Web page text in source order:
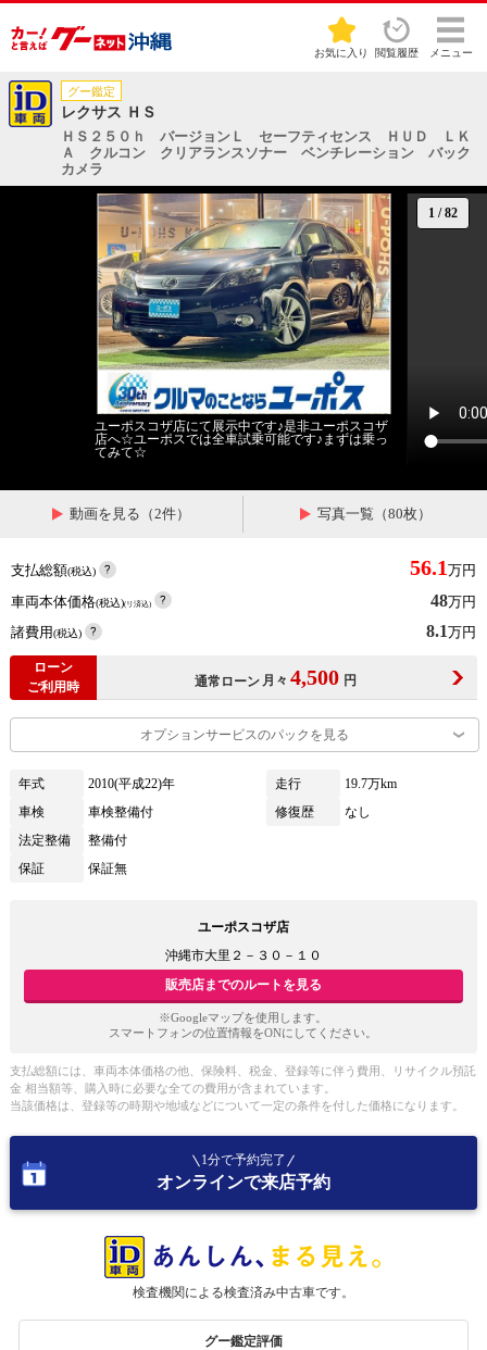
お気に入り 閲覧履歴 メニュー
グー鑑定
レクサス ＨＳ
ＨＳ２５０ｈ バージョンＬ セーフティセンス ＨＵＤ ＬＫ
Ａ クルコン クリアランスソナー ベンチレーション バック
カメラ
1 /82
ユーポスコザ店にて展示中です♪是非ユーポスコザ
店へ☆ユーポスでは全車試乗可能です♪まずは乗っ
てみて☆
動画を見る（2件） 写真一覧（80枚）
支払総額(税込) 56.1 万円
車両本体価格(税込)(リ済込) 48万円
諸費用(税込) 8.1万円
ローン
ご利用時
通常ローン 月々 4,500 円
オプションサービスのパックを見る
年式 2010(平成22)年 走行
19.7万km
車検
車検整備付 修復歴
なし
法定整備
整備付
保証
保証無
ユーポスコザ店
沖縄市大里２－３０－１０
販売店までのルートを見る
※Googleマップを使用します。
スマートフォンの位置情報をONにしてください。
支払総額には、車両本体価格の他、保険料、税金、登録等に伴う費用、リサイクル預託
金 相当額等、購入時に必要な全ての費用が含まれています。
当該価格は、登録等の時期や地域などについて一定の条件を付した価格になります。
1分で予約完了
オンラインで来店予約
検査機関による検査済み中古車です。
グー鑑定評価